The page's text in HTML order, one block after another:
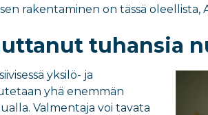
rakentaminen on tässä oleellista,
tuhansia
yksilö- ja
yhä enemmän
Valmentaja voi tavata